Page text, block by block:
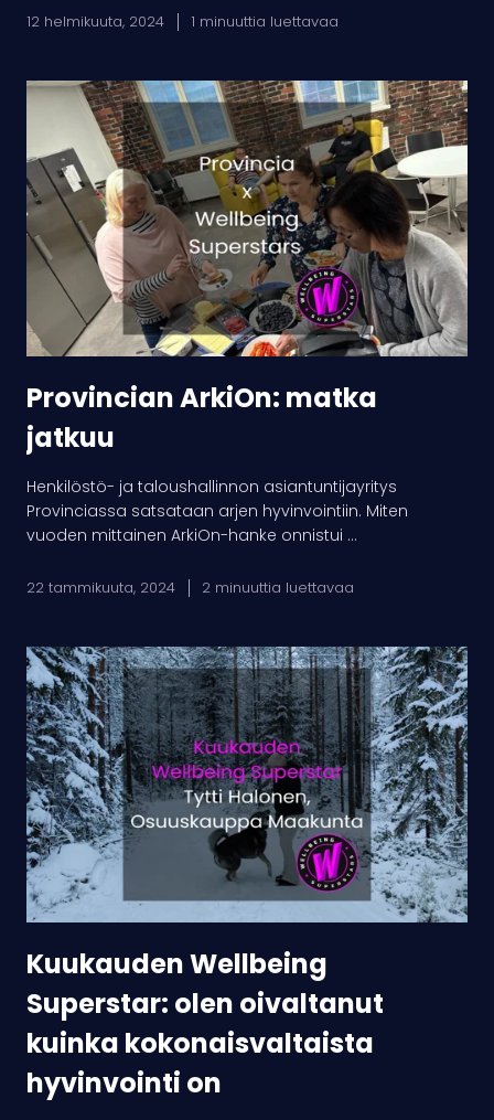
12 helmikuuta, 2024 1 minuuttia luettavaa
Provincian
matka
jatkuu
Provincian ArkiOn: matka
jatkuu
Henkilöstö- ja taloushallinnon asiantuntijayritys
Provinciassa satsataan arjen hyvinvointiin. Miten
vuoden mittainen ArkiOn-hanke onnistui ...
22 tammikuuta, 2024 2 minuuttia luettavaa
Kuukauden
Wellbeing
Superstar:
olen
oivaltanut
kuinka
kokonaisvaltaista
hyvinvointi
on
Kuukauden Wellbeing
Superstar: olen oivaltanut
kuinka kokonaisvaltaista
hyvinvointi on